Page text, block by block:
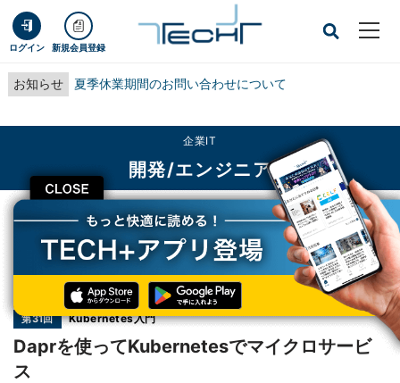
ログイン 新規会員登録
お知らせ 夏季休業期間のお問い合わせについて
CLOSE
企業IT
開発/エンジニア
TECH+ 企業IT
開発/エンジニア
Daprを使ってKubernetesでマイクロサービス
第31回 Kubernetes入門
Daprを使ってKubernetesでマイクロサービ
ス